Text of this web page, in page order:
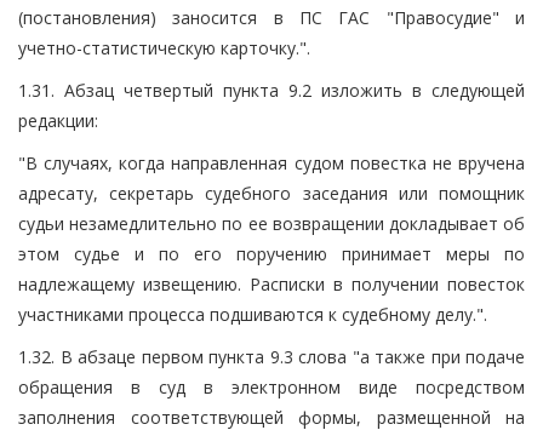
(постановления) заносится в ПС ГАС "Правосудие" и
учетно-статистическую карточку.".
1.31. Абзац четвертый пункта 9.2 изложить в следующей
редакции:
"В случаях, когда направленная судом повестка не вручена
адресату, секретарь судебного заседания или помощник
судьи незамедлительно по ее возвращении докладывает об
этом судье и по его поручению принимает меры по
надлежащему извещению. Расписки в получении повесток
участниками процесса подшиваются к судебному делу.".
1.32. В абзаце первом пункта 9.3 слова "а также при подаче
обращения в суд в электронном виде посредством
заполнения соответствующей формы, размещенной на